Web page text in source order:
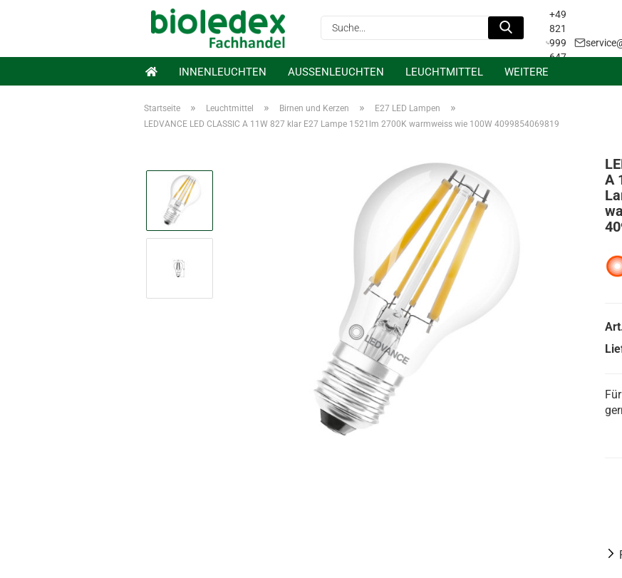
Suche...
+49
821
999
647
INNENLEUCHTEN AUSSENLEUCHTEN LEUCHTMITTEL WEITERE
Startseite » Leuchtmittel » Birnen und Kerzen » E27 LED Lampen »
LEDVANCE LED CLASSIC A 11W 827 klar E27 Lampe 1521lm 2700K warmweiss wie 100W 4099854069819
A